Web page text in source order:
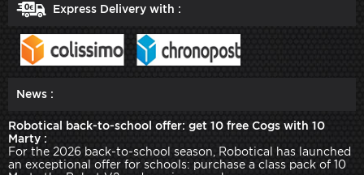
Express Delivery with :
News :
Robotical back-to-school offer: get 10 free Cogs with 10
Marty :
For the 2026 back-to-school season, Robotical has launched
an exceptional offer for schools: purchase a class pack of 10